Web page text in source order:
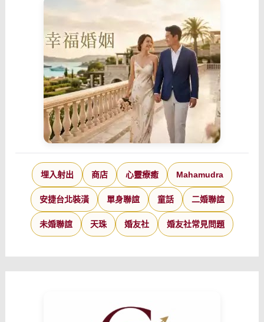
埋入射出 商店 心靈療癒 Mahamudra
安捷台北裝潢 單身聯誼 童話 二婚聯誼
未婚聯誼 天珠 婚友社 婚友社常見問題